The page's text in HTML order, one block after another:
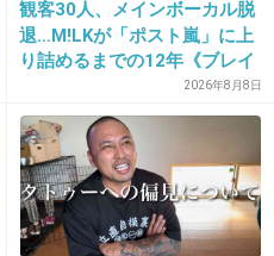
観客30人、メインボーカル脱
退…M!LKが「ポスト嵐」に上
り詰めるまでの12年《ブレイ
2026年8月8日